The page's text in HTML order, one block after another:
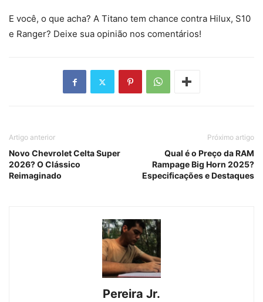
E você, o que acha? A Titano tem chance contra Hilux, S10
e Ranger? Deixe sua opinião nos comentários!
Artigo anterior
Novo Chevrolet Celta Super
2026? O Clássico
Reimaginado
Próximo artigo
Qual é o Preço da RAM
Rampage Big Horn 2025?
Especificações e Destaques
Pereira Jr.